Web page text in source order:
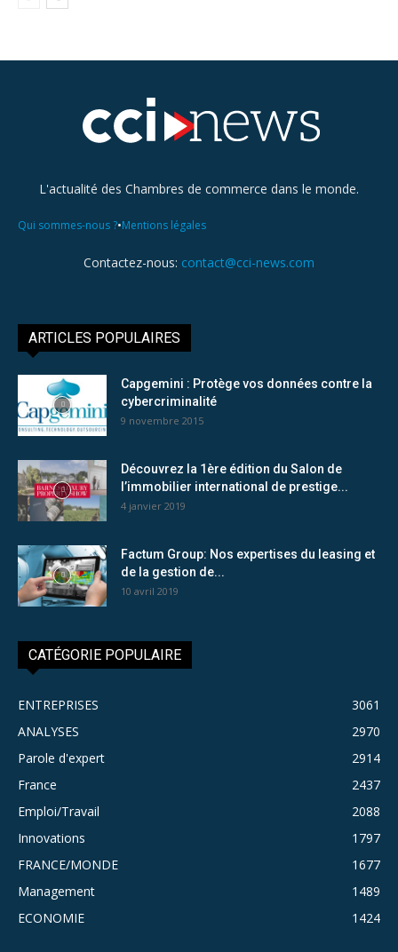
L'actualité des Chambres de commerce dans le monde.
Qui sommes-nous ?•Mentions légales
Contactez-nous: contact@cci-news.com
ARTICLES POPULAIRES
Capgemini : Protège vos données contre la
cybercriminalité
9 novembre 2015
Découvrez la 1ère édition du Salon de
l’immobilier international de prestige...
4 janvier 2019
Factum Group: Nos expertises du leasing et
de la gestion de...
10 avril 2019
CATÉGORIE POPULAIRE
ENTREPRISES
3061
ANALYSES
2970
Parole d'expert
2914
France
2437
Emploi/Travail
2088
Innovations
1797
FRANCE/MONDE
1677
Management
1489
ECONOMIE
1424